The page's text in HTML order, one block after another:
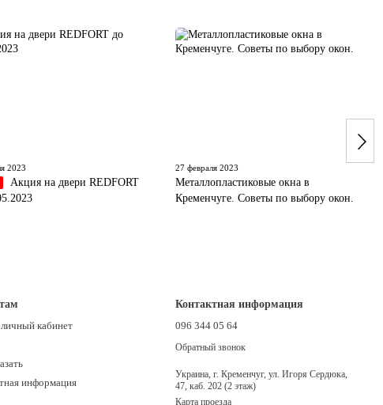
2023
Акция на двери REDFORT
27 февраля 2023
Металлопластиковые окна в
Кременчуге. Советы по выбору окон.
кабинет
информация
Контактная информация
096 344 05 64
Обратный звонок
Украина, г. Кременчуг, ул. Игоря Сердюка,
47, каб. 202 (2 этаж)
Карта проезда